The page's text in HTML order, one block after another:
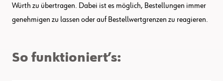
Würth zu übertragen. Dabei ist es möglich, Bestellungen immer
genehmigen zu lassen oder auf Bestellwertgrenzen zu reagieren.
So funktioniert’s: